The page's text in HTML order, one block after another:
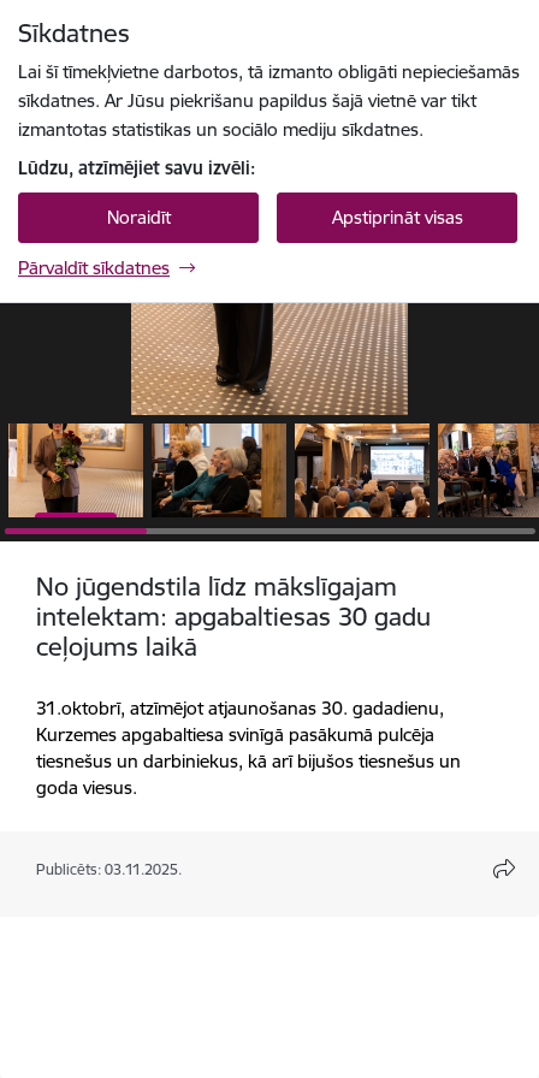
Sīkdatnes
Lai šī tīmekļvietne darbotos, tā izmanto obligāti nepieciešamās
sīkdatnes. Ar Jūsu piekrišanu papildus šajā vietnē var tikt
izmantotas statistikas un sociālo mediju sīkdatnes.
Lūdzu, atzīmējiet savu izvēli:
Noraidīt Apstiprināt visas
Pārvaldīt sīkdatnes
1 / 14
No jūgendstila līdz mākslīgajam
intelektam: apgabaltiesas 30 gadu
ceļojums laikā
31.oktobrī, atzīmējot atjaunošanas 30. gadadienu,
Kurzemes apgabaltiesa svinīgā pasākumā pulcēja
tiesnešus un darbiniekus, kā arī bijušos tiesnešus un
goda viesus.
Publicēts: 03.11.2025.